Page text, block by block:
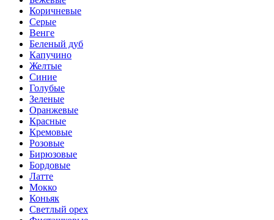
Коричневые
Серые
Венге
Беленый дуб
Капучино
Желтые
Синие
Голубые
Зеленые
Оранжевые
Красные
Кремовые
Розовые
Бирюзовые
Бордовые
Латте
Мокко
Коньяк
Светлый орех